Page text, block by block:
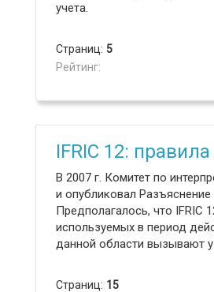
учета.
Страниц: 5
Рейтинг:
IFRIC 12:
В 2007 г. Комитет по
и опубликовал Разъяснение
Предполагалось, что IFRIC
используемых в период
данной области вызывают
Страниц: 15